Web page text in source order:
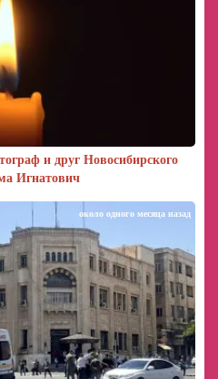
и друг Новосибирского
Игнатович
около одного месяца назад